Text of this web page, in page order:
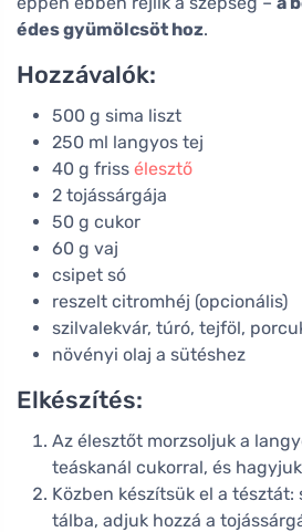
édes gyümölcsöt hoz.
Hozzávalók:
500 g sima liszt
250 ml langyos tej
40 g friss élesztő
2 tojássárgája
50 g cukor
60 g vaj
csipet só
reszelt citromhéj (opcionális)
szilvalekvár, túró, tejföl,
növényi olaj a sütéshez
Elkészítés:
Az élesztőt morzsoljuk a
teáskanál cukorral, és
Közben készítsük el a
tálba, adjuk hozzá a